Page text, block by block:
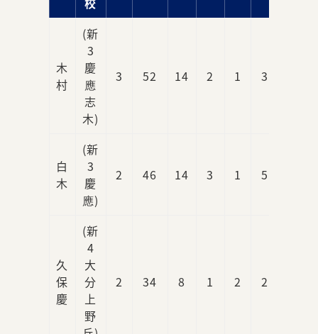
木
村
(新
3
慶
應
志
木)
3 52 14 2 1 3
白
木
(新
3
慶
應)
2 46 14 3 1 5
久
保
慶
(新
4
大
分
上
野
2 34 8 1 2 2